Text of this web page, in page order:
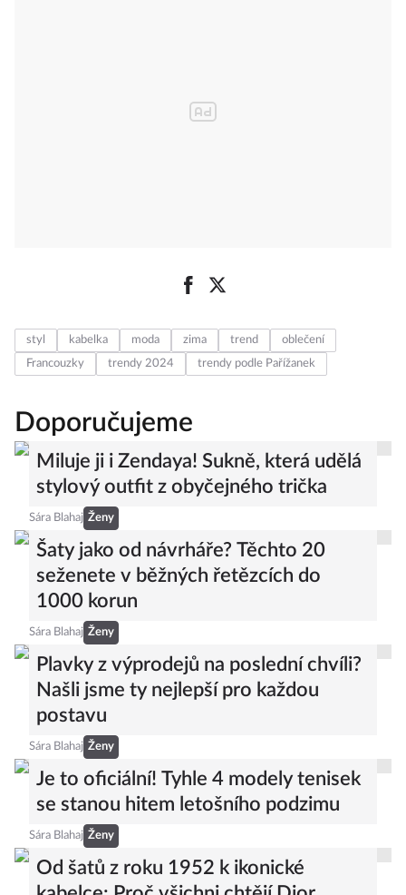
styl kabelka moda zima trend
oblečení
Francouzky
trendy 2024 trendy podle Pařížanek
Doporučujeme
Miluje ji i Zendaya! Sukně, která udělá
stylový outfit z obyčejného trička
Ženy
Šaty jako od návrháře? Těchto 20
seženete v běžných řetězcích do
Ženy
Plavky z výprodejů na poslední chvíli?
Našli jsme ty nejlepší pro každou
postavu
Ženy
Je to oficiální! Tyhle 4 modely tenisek
se stanou hitem letošního podzimu
Ženy
Od šatů z roku 1952 k ikonické